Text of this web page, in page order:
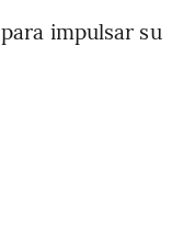
impulsar su